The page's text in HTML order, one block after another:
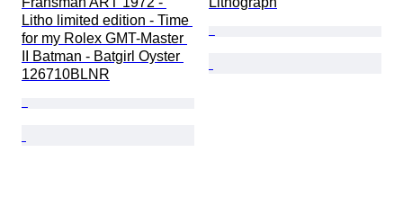
Litho limited edition - Time
for my Rolex GMT-Master
II Batman - Batgirl Oyster
126710BLNR